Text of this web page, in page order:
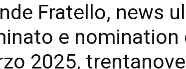
Fratello, news
e nomination
2025,